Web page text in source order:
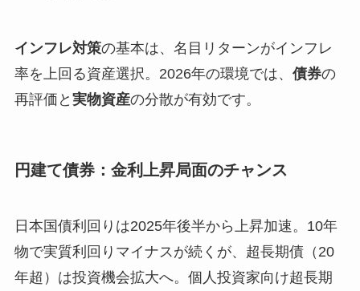
インフレ対策の基本は、名目リターンがインフレ
率を上回る資産選択。2026年の環境では、 債券の
再評価と 実物資産の分散が有効です。
円建て債券：金利上昇局面のチャンス
日本国債利回りは2025年後半から上昇加速。10年
物で実質利回りマイナスが続くが、超長期債（20
年超）は投資機会拡大へ。個人投資家向け超長期